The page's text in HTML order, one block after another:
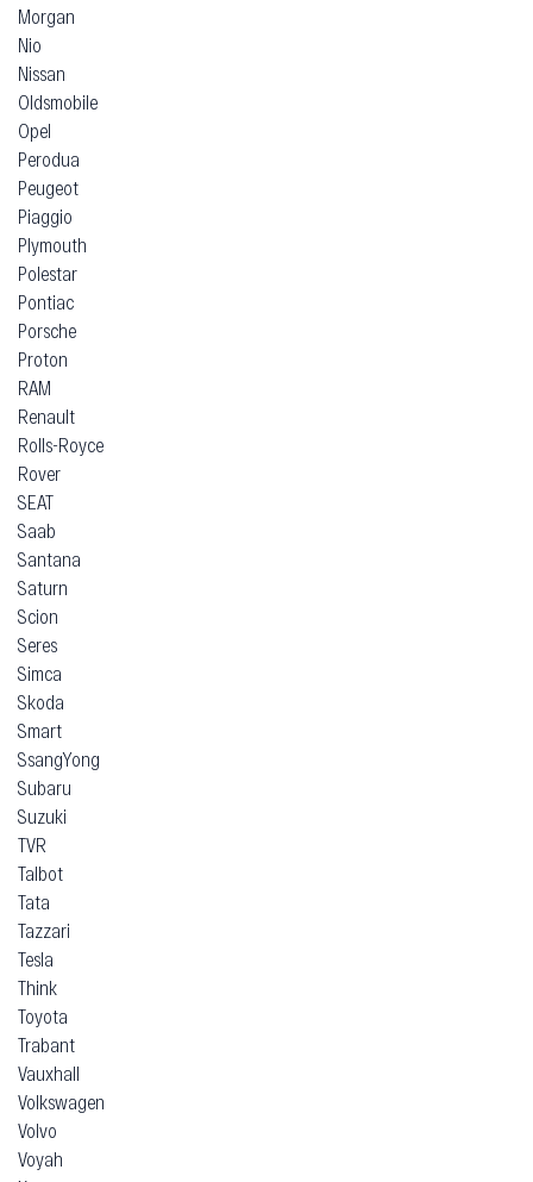
Morgan
Nio
Nissan
Oldsmobile
Opel
Perodua
Peugeot
Piaggio
Plymouth
Polestar
Pontiac
Porsche
Proton
RAM
Renault
Rolls-Royce
Rover
SEAT
Saab
Santana
Saturn
Scion
Seres
Simca
Skoda
Smart
SsangYong
Subaru
Suzuki
TVR
Talbot
Tata
Tazzari
Tesla
Think
Toyota
Trabant
Vauxhall
Volkswagen
Volvo
Voyah